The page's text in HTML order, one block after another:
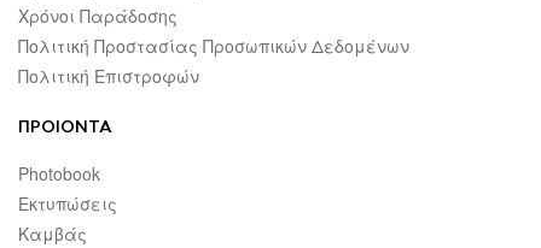
Χρόνοι Παράδοσης
Πολιτική Προστασίας Προσωπικών Δεδομένων
Πολιτική Επιστροφών
ΠΡΟΙΟΝΤΑ
Photobook
Εκτυπώσεις
Καμβάς